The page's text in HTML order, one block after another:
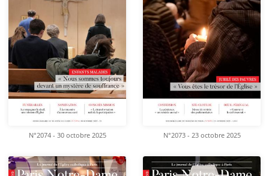
N°2074 - 30 octobre 2025 N°2073 - 23 octobre 2025